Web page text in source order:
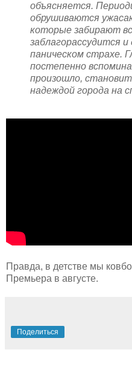
объясняется.
обрушиваются
которые забирают
заблагорассудится
паническом страхе.
постепенно
произошло,
надеждой города на
Правда, в детстве мы
Премьера в августе.
Поделиться